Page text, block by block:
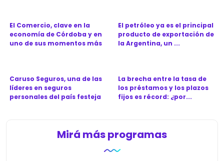
El Comercio, clave en la
economía de Córdoba y en
uno de sus momentos más
El petróleo ya es el principal
producto de exportación de
la Argentina, un ...
Caruso Seguros, una de las
líderes en seguros
personales del país festeja
La brecha entre la tasa de
los préstamos y los plazos
fijos es récord: ¿por...
Mirá más programas